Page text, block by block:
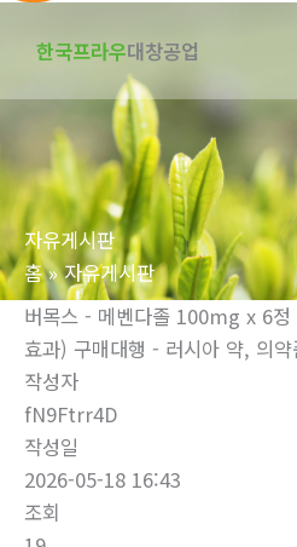
너
뛰
기
한국프라우대창공업
자유게시판
홈
자유게시판
버목스 - 메벤다졸 100mg x 6
효과) 구매대행 - 러시아 약, 의
작성자
fN9Ftrr4D
작성일
2026-05-18 16:43
조회